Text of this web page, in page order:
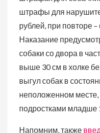
штрафы для
рублей, при повторе
Наказание
собаки со двора в
выше 30 см в холке
выгул собак в
неположенном месте,
подростками младше
Напомним, также